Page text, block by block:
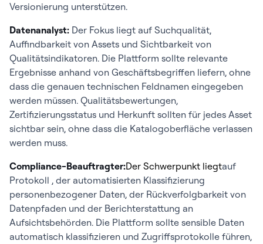
Versionierung unterstützen.
Datenanalyst: Der Fokus liegt auf Suchqualität,
Auffindbarkeit von Assets und Sichtbarkeit von
Qualitätsindikatoren. Die Plattform sollte relevante
Ergebnisse anhand von Geschäftsbegriffen liefern, ohne
dass die genauen technischen Feldnamen eingegeben
werden müssen. Qualitätsbewertungen,
Zertifizierungsstatus und Herkunft sollten für jedes Asset
sichtbar sein, ohne dass die Katalogoberfläche verlassen
werden muss.
Compliance-Beauftragter:Der Schwerpunkt liegtauf
Protokoll , der automatisierten Klassifizierung
personenbezogener Daten, der Rückverfolgbarkeit von
Datenpfaden und der Berichterstattung an
Aufsichtsbehörden. Die Plattform sollte sensible Daten
automatisch klassifizieren und Zugriffsprotokolle führen,